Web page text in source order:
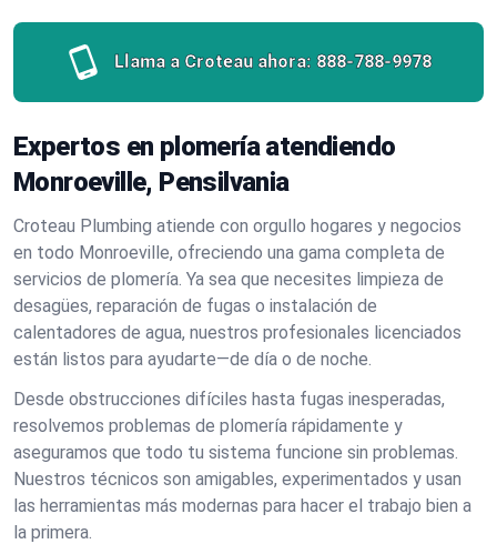
Llama a Croteau ahora: 888-788-9978
Expertos en plomería atendiendo
Monroeville, Pensilvania
Croteau Plumbing atiende con orgullo hogares y negocios
en todo Monroeville, ofreciendo una gama completa de
servicios de plomería. Ya sea que necesites limpieza de
desagües, reparación de fugas o instalación de
calentadores de agua, nuestros profesionales licenciados
están listos para ayudarte—de día o de noche.
Desde obstrucciones difíciles hasta fugas inesperadas,
resolvemos problemas de plomería rápidamente y
aseguramos que todo tu sistema funcione sin problemas.
Nuestros técnicos son amigables, experimentados y usan
las herramientas más modernas para hacer el trabajo bien a
la primera.